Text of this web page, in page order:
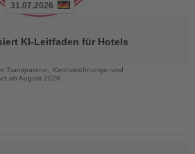
31.07.2026
KI-Leitfaden für Hotels
Transparenz-, Kennzeichnungs- und
ab August 2026